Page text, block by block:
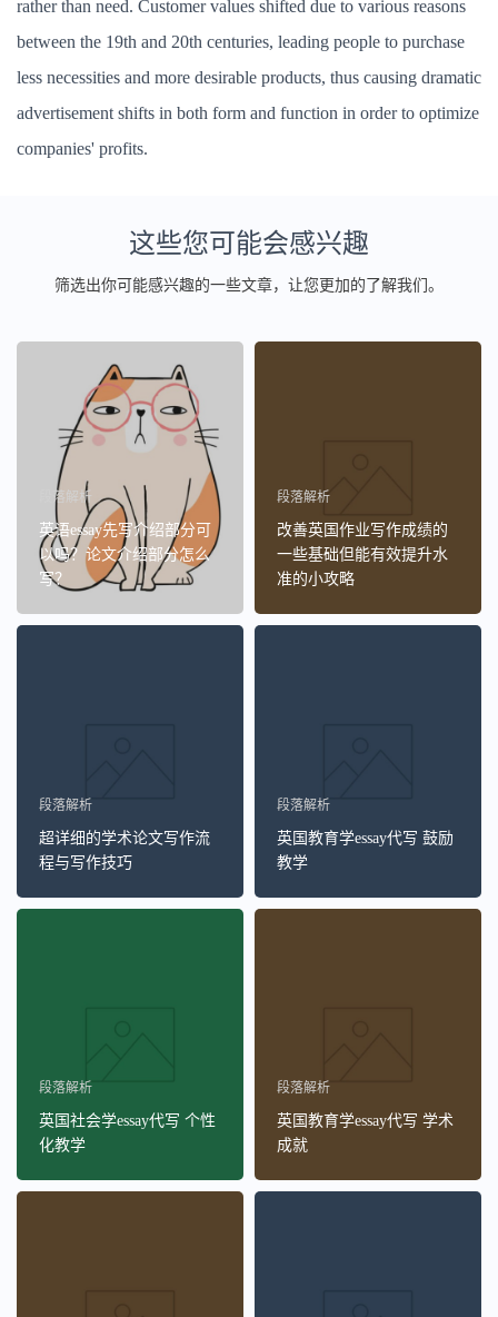
rather than need. Customer values shifted due to various reasons
between the 19th and 20th centuries, leading people to purchase
less necessities and more desirable products, thus causing dramatic
advertisement shifts in both form and function in order to optimize
companies' profits.
这些您可能会感兴趣
筛选出你可能感兴趣的一些文章，让您更加的了解我们。
段落解析
英语essay先写介绍部分可
以吗？论文介绍部分怎么
写？
段落解析
改善英国作业写作成绩的
一些基础但能有效提升水
准的小攻略
段落解析
超详细的学术论文写作流
程与写作技巧
段落解析
英国教育学essay代写 鼓励
教学
段落解析
英国社会学essay代写 个性
化教学
段落解析
英国教育学essay代写 学术
成就